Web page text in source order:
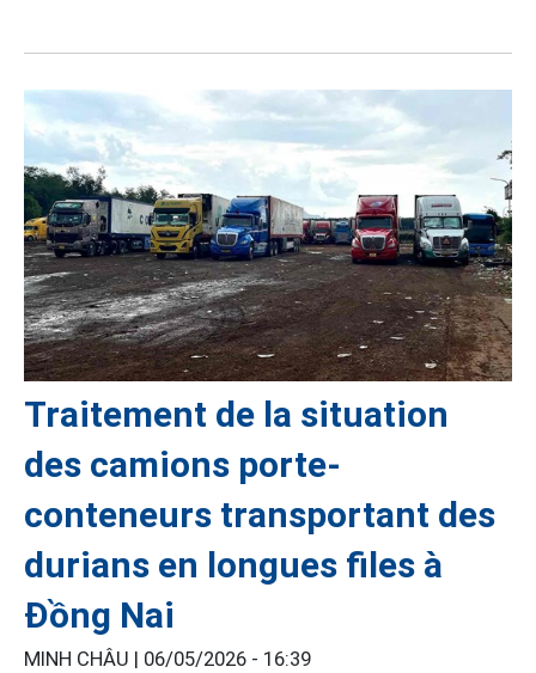
Traitement de la situation
des camions porte-
conteneurs transportant des
durians en longues files à
Đồng Nai
MINH CHÂU | 06/05/2026 - 16:39